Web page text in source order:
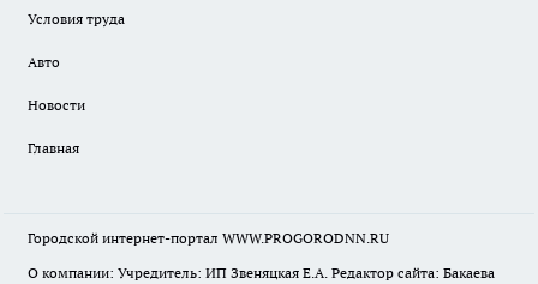
Условия труда
Авто
Новости
Главная
Городской интернет-портал WWW.PROGORODNN.RU
О компании: Учредитель: ИП Звеняцкая Е.А. Редактор сайта: Бакаева